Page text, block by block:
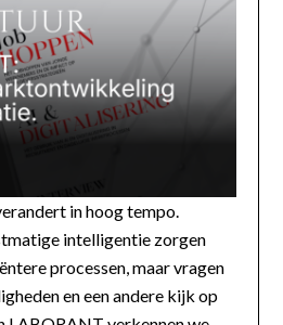
in hoog tempo.
intelligentie zorgen
processen, maar vragen
en een andere kijk op